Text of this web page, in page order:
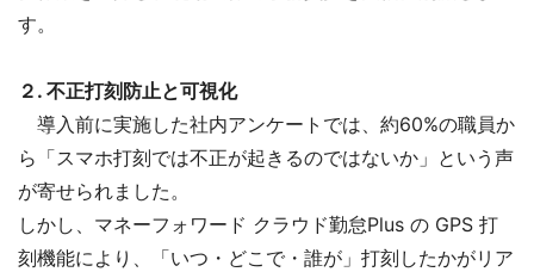
す。
２. 不正打刻防止と可視化
導入前に実施した社内アンケートでは、約60%の職員か
ら「スマホ打刻では不正が起きるのではないか」という声
が寄せられました。
しかし、マネーフォワード クラウド勤怠Plus の GPS 打
刻機能により、「いつ・どこで・誰が」打刻したかがリア